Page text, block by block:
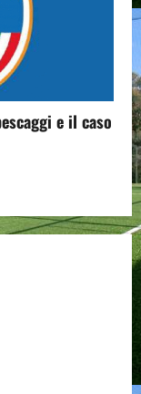
e il caso